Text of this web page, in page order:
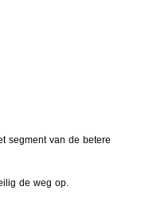
segment van de betere
de weg op.